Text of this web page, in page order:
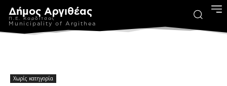
Δήμος Αργιθέας
Π.Ε. Καρδίτσας
Municipality of Argithea
Χωρίς κατηγορία